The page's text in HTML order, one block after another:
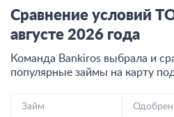
Сравнение условий
августе 2026 года
Команда Bankiros выбрала и
популярные займы на карту
Займ